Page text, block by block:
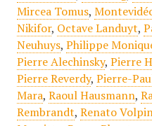
Mircea Tomus,
Nikifor, Octave Landuyt,
Neuhuys, Philippe
Pierre Alechinsky, Pierre
Pierre Reverdy, Pierre-
Mara, Raoul Hausmann,
Rembrandt, Renato